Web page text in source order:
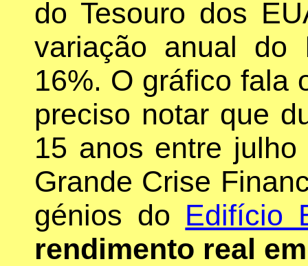
do Tesouro dos
variação anual do
16%. O gráfico fala
preciso notar que
15 anos entre
Grande Crise
génios do Edifício
rendimento real